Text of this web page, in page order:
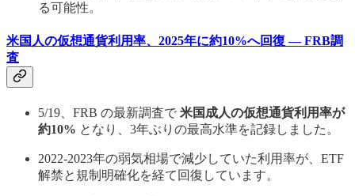
る可能性。
米国人の仮想通貨利用率、2025年に約10%へ回復 — FRB調
査
5/19、FRB の最新調査で 米国成人の仮想通貨利用率が
約10% となり、3年ぶりの最高水準を記録しました。
2022-2023年の弱気相場で減少していた利用率が、ETF
解禁と規制明確化を経て回復しています。